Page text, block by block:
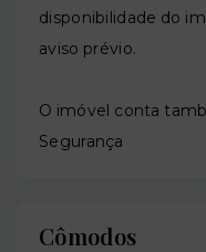
disponibilidade do
aviso prévio.
O imóvel conta
Segurança
Cômodos